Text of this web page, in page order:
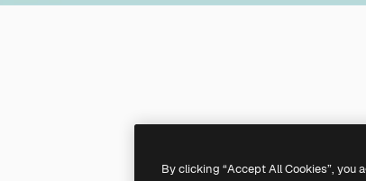
By clicking “Accept All Cookies”,